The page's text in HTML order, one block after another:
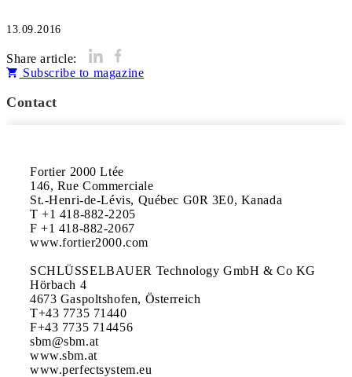
13.09.2016
Share article:
Subscribe to magazine
Contact
Fortier 2000 Ltée
146, Rue Commerciale
St.-Henri-de-Lévis, Québec G0R 3E0, Kanada
T +1 418-882-2205
F +1 418-882-2067
www.fortier2000.com
SCHLÜSSELBAUER Technology GmbH & Co KG
Hörbach 4
4673 Gaspoltshofen, Österreich
T+43 7735 71440
F+43 7735 714456
sbm@sbm.at
www.sbm.at
www.perfectsystem.eu